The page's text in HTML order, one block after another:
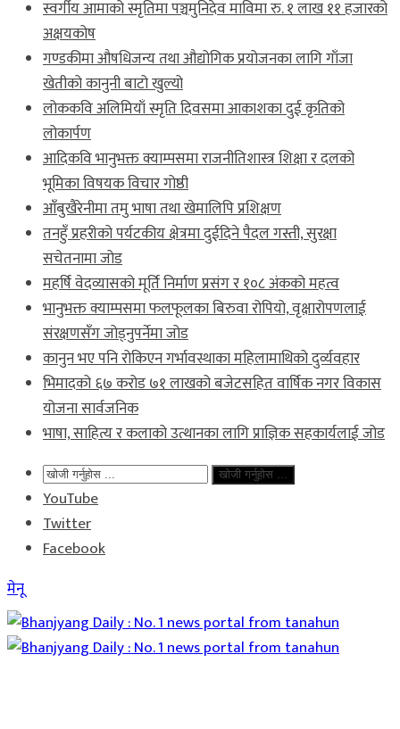
स्वर्गीय आमाको स्मृतिमा पञ्चमुनिदेव माविमा रु. १ लाख ११ हजारको
अक्षयकोष
गण्डकीमा औषधिजन्य तथा औद्योगिक प्रयोजनका लागि गाँजा
खेतीको कानुनी बाटो खुल्यो
लोककवि अलिमियाँ स्मृति दिवसमा आकाशका दुई कृतिको
लोकार्पण
आदिकवि भानुभक्त क्याम्पसमा राजनीतिशास्त्र शिक्षा र दलको
भूमिका विषयक विचार गोष्ठी
आँबुखैरेनीमा तमु भाषा तथा खेमालिपि प्रशिक्षण
तनहुँ प्रहरीको पर्यटकीय क्षेत्रमा दुईदिने पैदल गस्ती, सुरक्षा
सचेतनामा जोड
महर्षि वेदव्यासको मूर्ति निर्माण प्रसंग र १०८ अंकको महत्व
भानुभक्त क्याम्पसमा फलफूलका बिरुवा रोपियो, वृक्षारोपणलाई
संरक्षणसँग जोड्नुपर्नेमा जोड
कानुन भए पनि रोकिएन गर्भावस्थाका महिलामाथिको दुर्व्यवहार
भिमादको ६७ करोड ७१ लाखको बजेटसहित वार्षिक नगर विकास
योजना सार्वजनिक
भाषा, साहित्य र कलाको उत्थानका लागि प्राज्ञिक सहकार्यलाई जोड
खोजी गर्नुहोस ...
YouTube
Twitter
Facebook
मेनू